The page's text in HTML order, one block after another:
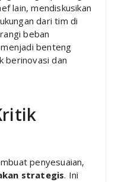
lain, mendiskusikan
dari tim di
beban
benteng
berinovasi dan
penyesuaian,
strategis. Ini